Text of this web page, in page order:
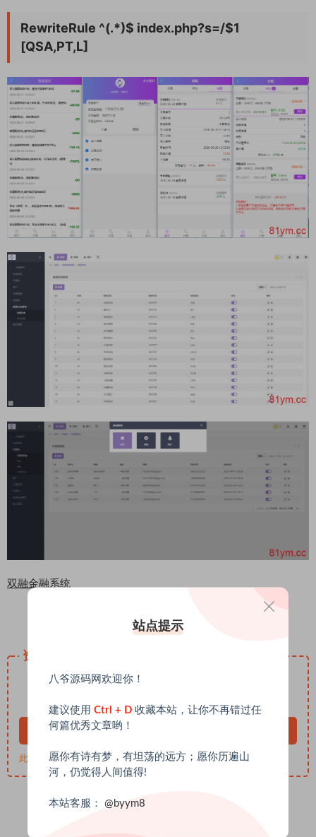
RewriteRule ^(.*)$ index.php?s=/$1
[QSA,PT,L]
双融金融系统
资源下载
下载价格
终身VIP免费
此资源购买后365天内可下载。终身VIP免费技术支持：@byym8
站点提示
八爷源码网欢迎你！
建议使用 Ctrl + D 收藏本站，让你不再错过任
何篇优秀文章哟！
愿你有诗有梦，有坦荡的远方；愿你历遍山
河，仍觉得人间值得!
本站客服： @byym8